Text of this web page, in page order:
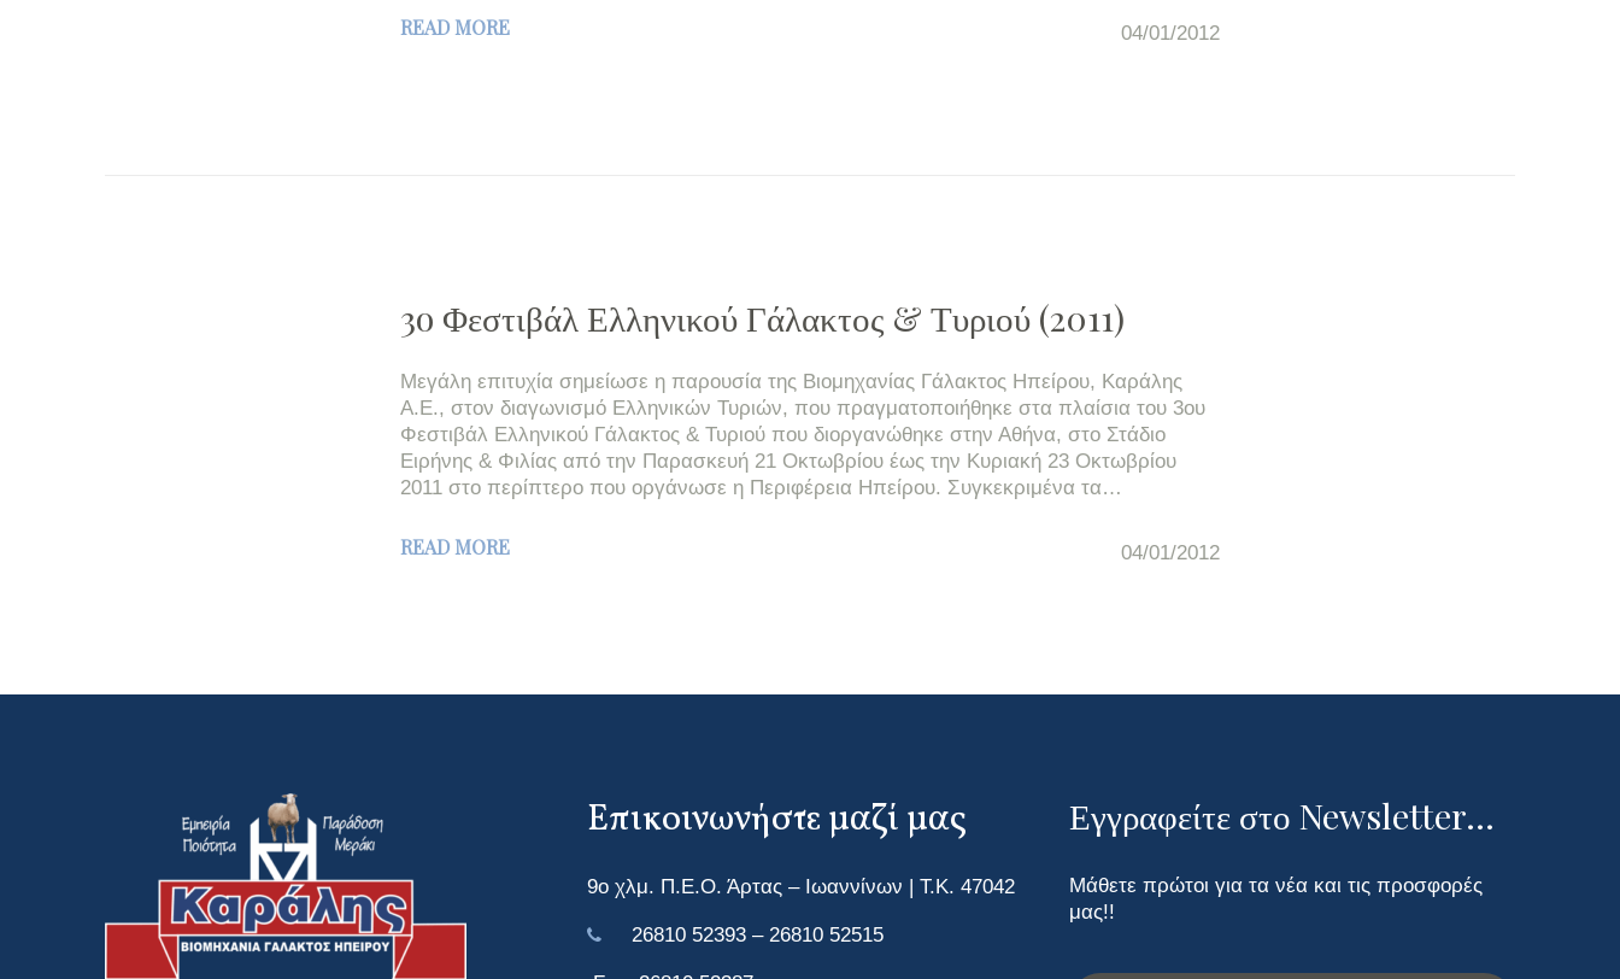
READ MORE 04/01/2012
3o Φεστιβάλ Ελληνικού Γάλακτος & Τυριού (2011)
Μεγάλη επιτυχία σημείωσε η παρουσία της Βιομηχανίας Γάλακτος Ηπείρου, Καράλης
Α.Ε., στον διαγωνισμό Ελληνικών Τυριών, που πραγματοποιήθηκε στα πλαίσια του 3ου
Φεστιβάλ Ελληνικού Γάλακτος & Τυριού που διοργανώθηκε στην Αθήνα, στο Στάδιο
Ειρήνης & Φιλίας από την Παρασκευή 21 Οκτωβρίου έως την Κυριακή 23 Οκτωβρίου
2011 στο περίπτερο που οργάνωσε η Περιφέρεια Ηπείρου. Συγκεκριμένα τα…
READ MORE 04/01/2012
Επικοινωνήστε μαζί μας
9ο χλμ. Π.Ε.Ο. Άρτας – Ιωαννίνων | Τ.Κ. 47042
26810 52393 – 26810 52515
Εγγραφείτε στο Newsletter...
Μάθετε πρώτοι για τα νέα και τις προσφορές
μας!!